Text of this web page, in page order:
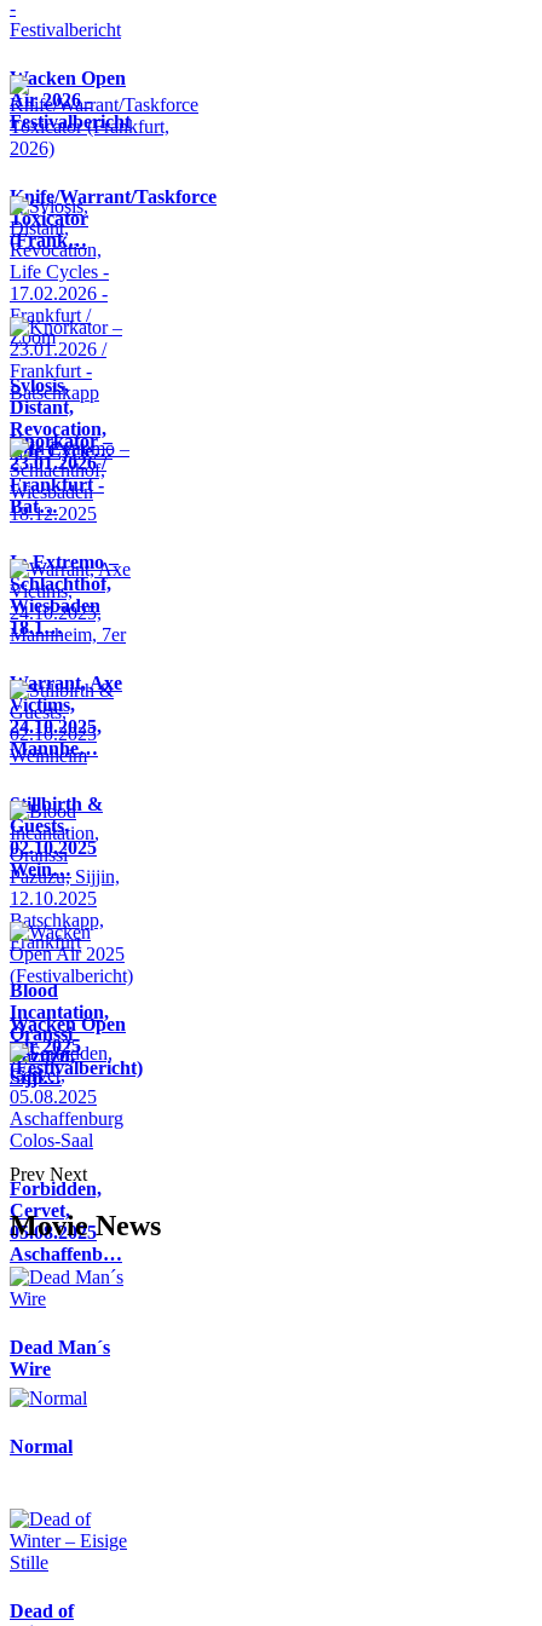
Wacken Open
Air 2026 -
Festivalbericht
Knife/Warrant/Taskforce
Toxicator
(Frank…
Sylosis,
Distant,
Revocation,
Life Cycle…
Knorkator –
23.01.2026 /
Frankfurt -
Bat…
In Extremo –
Schlachthof,
Wiesbaden
18.1…
Warrant, Axe
Victims,
24.10.2025,
Mannhe…
Stillbirth &
Guests,
02.10.2025
Wein…
Blood
Incantation,
Oranssi
Pazuzu,
Sijji…
Wacken Open
Air 2025
(Festivalbericht)
Forbidden,
Cervet,
05.08.2025
Aschaffenb…
Prev Next
Movie News
Dead Man´s
Wire
Normal
Dead of